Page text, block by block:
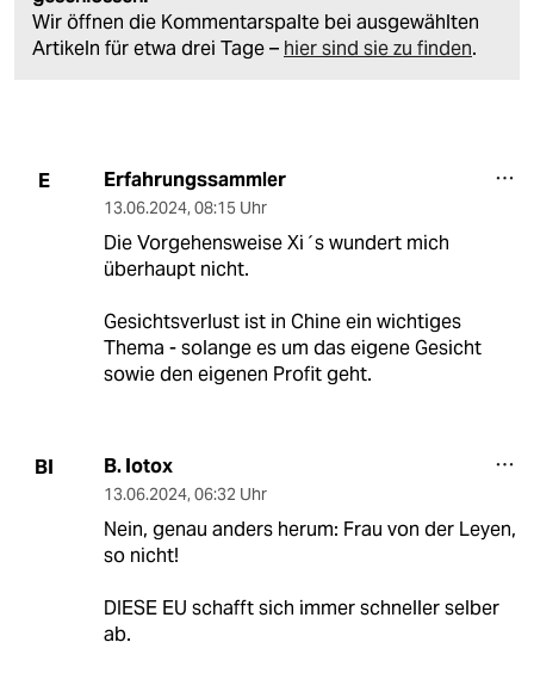
Wir öffnen die Kommentarspalte bei ausgewählten
Artikeln für etwa drei Tage – hier sind sie zu finden.
E Erfahrungssammler
13.06.2024, 08:15 Uhr
Die Vorgehensweise Xi´s wundert mich
überhaupt nicht.
Gesichtsverlust ist in Chine ein wichtiges
Thema - solange es um das eigene Gesicht
sowie den eigenen Profit geht.
BI B. Iotox
13.06.2024, 06:32 Uhr
Nein, genau anders herum: Frau von der Leyen,
so nicht!
DIESE EU schafft sich immer schneller selber
ab.